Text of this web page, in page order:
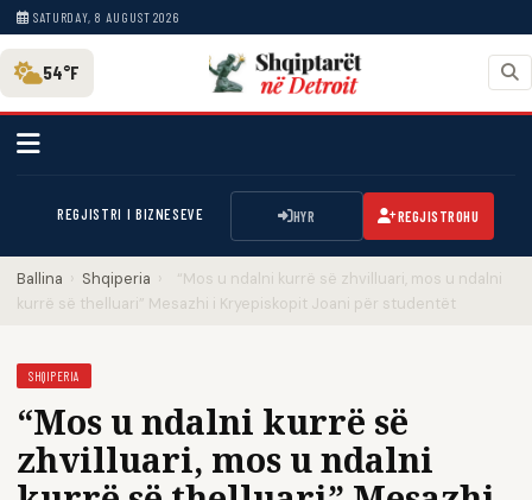
SATURDAY, 8 AUGUST 2026
54°F
REGJISTRI I BIZNESEVE HYR REGJISTROHU
Ballina › Shqiperia ›
“Mos u ndalni kurrë së zhvilluari, mos u ndalni
kurrë së thelluari” Mesazhi i Kryepiskopit Joani për studentët
SHQIPERIA
“Mos u ndalni kurrë së
zhvilluari, mos u ndalni